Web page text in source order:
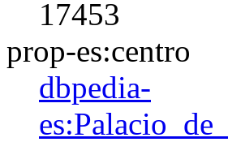
17453
prop-es:centro
dbpedia-